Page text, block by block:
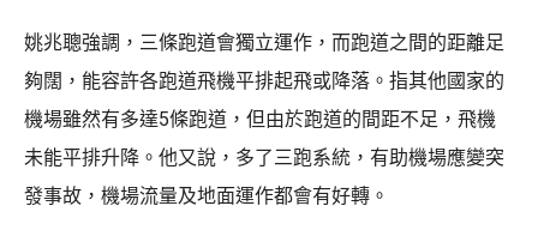
姚兆聰強調，三條跑道會獨立運作，而跑道之間的距離足
夠闊，能容許各跑道飛機平排起飛或降落。指其他國家的
機場雖然有多達5條跑道，但由於跑道的間距不足，飛機
未能平排升降。他又說，多了三跑系統，有助機場應變突
發事故，機場流量及地面運作都會有好轉。